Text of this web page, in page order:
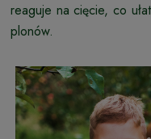
reaguje na cięcie, co
plonów.